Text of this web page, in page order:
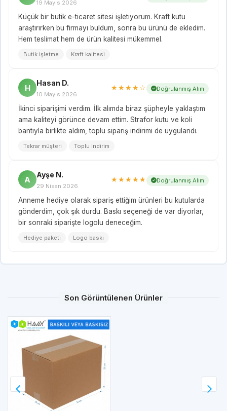
19 Mayıs 2026
Küçük bir butik e-ticaret sitesi işletiyorum. Kraft kutu
araştırırken bu firmayı buldum, sonra bu ürünü de ekledim.
Hem teslimat hem de ürün kalitesi mükemmel.
Butik işletme Kraft kalitesi
H
Hasan D.
10 Mayıs 2026
★★★★☆ Doğrulanmış Alım
İkinci siparişimi verdim. İlk alımda biraz şüpheyle yaklaştım
ama kaliteyi görünce devam ettim. Strafor kutu ve koli
bantıyla birlikte aldım, toplu sipariş indirimi de uygulandı.
Tekrar müşteri Toplu indirim
A
Ayşe N.
29 Nisan 2026
★★★★★ Doğrulanmış Alım
Anneme hediye olarak sipariş ettiğim ürünleri bu kutularda
gönderdim, çok şık durdu. Baskı seçeneği de var diyorlar,
bir sonraki siparişte logolu deneceğim.
Hediye paketi Logo baskı
Son Görüntülenen Ürünler